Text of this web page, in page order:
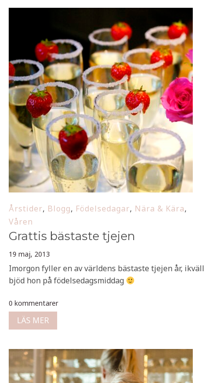
Årstider, Blogg, Födelsedagar, Nära & Kära,
Våren
Grattis bästaste tjejen
19 maj, 2013
Imorgon fyller en av världens bästaste tjejen år, ikväll
bjöd hon på födelsedagsmiddag
0 kommentarer
LÄS MER